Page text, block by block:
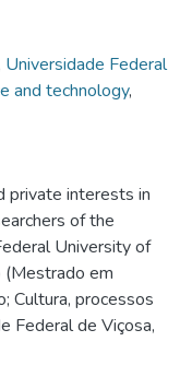
Universidade Federal
and technology,
private interests in
of the
University of
em
Cultura, processos
Federal de Viçosa,